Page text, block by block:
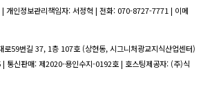
개인정보관리책임자: 서정혁 | 전화: 070-8727-7771 | 이메
로59번길 37, 1층 107호 (상현동, 시그니처광교지식산업센터)
| 통신판매:제2020-용인수지-0192호| 호스팅제공자: (주)식